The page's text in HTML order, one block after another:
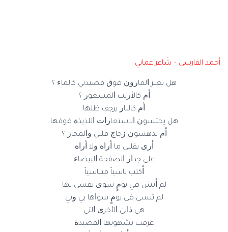
أحمد الفارسي – شَاعر عماني
هل ﻳﻌﺒﺮ ﺍﻟﻤﺎﺭﻭﻥ ﻓﻮﻕ ﻗﺼﻴﺪﺗﻲ ﻛﺎﻟﻤﺎﺀ ؟
ﺃﻡ ﻛﺎﻷ‌ﺭﻧﺐ ﺍﻟﻤﺴﻌﻮﺭ ؟
ﺃﻡ ﻛﺎﻟﻨﺎﺭ ﻳﺮﺟﻒ ﻇﻠﻬﺎ
ﻫﻞ ﻳﺤﺘﺴﻮﻥ ﺍﻻ‌ﺳﺘﻌﺎﺭﺍﺕ ﺍﻟﻠﺬﻳﺬﺓ ﻓﻮﻗﻬﺎ
ﺃﻡ ﻳﺪﻫﺴﻮﻥ ﺯﺟﺎﺝ ﻗﻠﺒﻲ ﻭﺍﻟﻤﺠﺎﺯ ؟
ﺃﺭﻯ ﺑﻘﻠﺒﻲ ﻣﺎ ﺃﺭﺍﻩ ﻭﻻ‌ ﺃﺭﺍﻩ
ﻋﻠﻰ ﺟﺪﺍﺭ ﺍﻟﺼﻔﺤﺔ ﺍﻟﺒﻴﻀﺎﺀ
ﺃﻛﺘﺐ ﻧﺎﺳﻴﺎً ﻣﺘﻨﺎﺳﻴﺎً
ﻟﻢ ﺃﻧﺲَ ﻓﻲ ﻳﻮﻡٍ ﺳﻮﻯ ﻧﻔﺴﻲ ﺑﻬﺎ
ﻟﻢ ﺗﻨﺴﻰ ﻓﻲ ﻳﻮﻡٍ ﺳﻮﺍﻫﺎ ﺑﻲ ﻭﺑﻲ
ﻫﻲ ﺫﺍﺗﻲَ ﺍﻷ‌ﺧﺮﻯ ﺍﻟﺘﻲ
ﻏﺮﻗﺖ ﺑﺸﻬﻮﺗﻬﺎ ﺍﻟﻘﺼﻴﺪﺓ